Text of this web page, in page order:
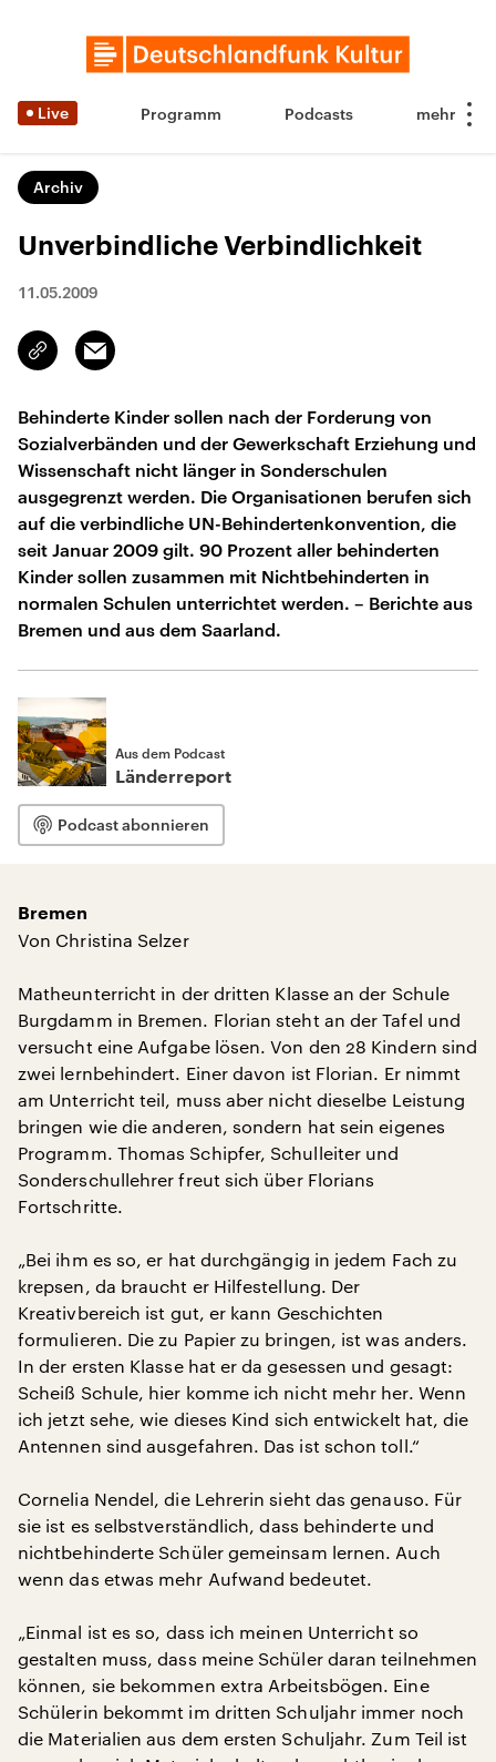
Live Programm Podcasts
Archiv
Unverbindliche Verbindlichkeit
11.05.2009
Link
kopieren/teilen
Email
Behinderte Kinder sollen nach der Forderung von
Sozialverbänden und der Gewerkschaft Erziehung und
Wissenschaft nicht länger in Sonderschulen
ausgegrenzt werden. Die Organisationen berufen sich
auf die verbindliche UN-Behindertenkonvention, die
seit Januar 2009 gilt. 90 Prozent aller behinderten
Kinder sollen zusammen mit Nichtbehinderten in
normalen Schulen unterrichtet werden. – Berichte aus
Bremen und aus dem Saarland.
Aus dem Podcast
Länderreport
Podcast abonnieren
Bremen
Von Christina Selzer
Matheunterricht in der dritten Klasse an der Schule
Burgdamm in Bremen. Florian steht an der Tafel und
versucht eine Aufgabe lösen. Von den 28 Kindern sind
zwei lernbehindert. Einer davon ist Florian. Er nimmt
am Unterricht teil, muss aber nicht dieselbe Leistung
bringen wie die anderen, sondern hat sein eigenes
Programm. Thomas Schipfer, Schulleiter und
Sonderschullehrer freut sich über Florians
Fortschritte.
„Bei ihm es so, er hat durchgängig in jedem Fach zu
krepsen, da braucht er Hilfestellung. Der
Kreativbereich ist gut, er kann Geschichten
formulieren. Die zu Papier zu bringen, ist was anders.
In der ersten Klasse hat er da gesessen und gesagt:
Scheiß Schule, hier komme ich nicht mehr her. Wenn
ich jetzt sehe, wie dieses Kind sich entwickelt hat, die
Antennen sind ausgefahren. Das ist schon toll.“
Cornelia Nendel, die Lehrerin sieht das genauso. Für
sie ist es selbstverständlich, dass behinderte und
nichtbehinderte Schüler gemeinsam lernen. Auch
wenn das etwas mehr Aufwand bedeutet.
„Einmal ist es so, dass ich meinen Unterricht so
gestalten muss, dass meine Schüler daran teilnehmen
können, sie bekommen extra Arbeitsbögen. Eine
Schülerin bekommt im dritten Schuljahr immer noch
die Materialien aus dem ersten Schuljahr. Zum Teil ist